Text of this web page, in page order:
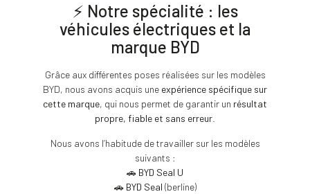
⚡️ Notre spécialité : les
véhicules électriques et la
marque BYD
Grâce aux différentes poses réalisées sur les modèles
BYD, nous avons acquis une expérience spécifique sur
cette marque, qui nous permet de garantir un résultat
propre, fiable et sans erreur
Nous avons l’habitude de travailler sur les modèles
suivants :
🚗 BYD Seal U
🚗 BYD Seal (berline)